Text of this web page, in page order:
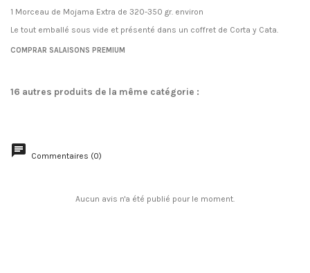
1 Morceau de Mojama Extra de 320-350 gr. environ
Le tout emballé sous vide et présenté dans un coffret de Corta y Cata.
COMPRAR SALAISONS PREMIUM
16 autres produits de la même catégorie :
Commentaires (0)
Aucun avis n'a été publié pour le moment.